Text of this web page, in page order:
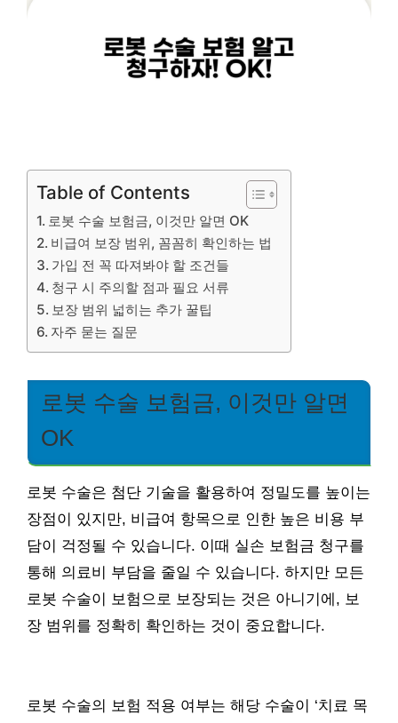
Table of Contents
로봇 수술 보험금, 이것만 알면 OK
비급여 보장 범위, 꼼꼼히 확인하는 법
가입 전 꼭 따져봐야 할 조건들
청구 시 주의할 점과 필요 서류
보장 범위 넓히는 추가 꿀팁
자주 묻는 질문
로봇 수술 보험금, 이것만 알면
OK
로봇 수술은 첨단 기술을 활용하여 정밀도를 높이는
장점이 있지만, 비급여 항목으로 인한 높은 비용 부
담이 걱정될 수 있습니다. 이때 실손 보험금 청구를
통해 의료비 부담을 줄일 수 있습니다. 하지만 모든
로봇 수술이 보험으로 보장되는 것은 아니기에, 보
장 범위를 정확히 확인하는 것이 중요합니다.
로봇 수술의 보험 적용 여부는 해당 수술이 ‘치료 목